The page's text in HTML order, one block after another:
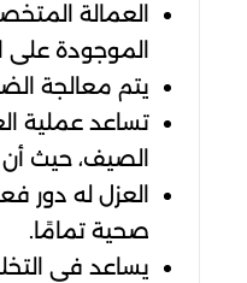
العمالة
الموجودة على
يتم معالجة
تساعد عملية
الصيف، حيث أن
العزل له دور
صحية تمامًا.
يساعد في